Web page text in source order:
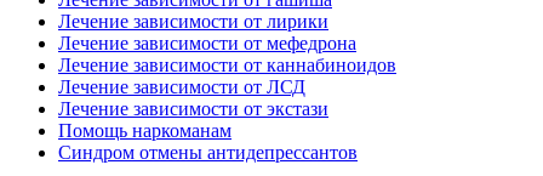
Лечение зависимости от лирики
Лечение зависимости от мефедрона
Лечение зависимости от каннабиноидов
Лечение зависимости от ЛСД
Лечение зависимости от экстази
Помощь наркоманам
Синдром отмены антидепрессантов